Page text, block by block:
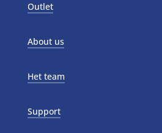
Outlet
About us
Het team
Support